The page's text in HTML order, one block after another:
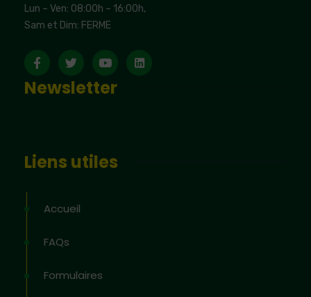
Lun – Ven: 08:00h – 16:00h,
Sam et Dim: FERME
Newsletter
Liens utiles
Accueil
FAQs
Formulaires